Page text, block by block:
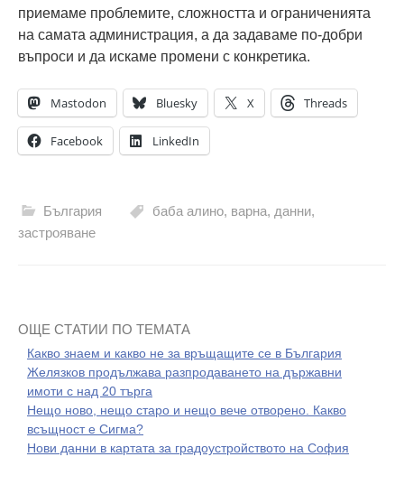
приемаме проблемите, сложността и ограниченията
на самата администрация, а да задаваме по-добри
въпроси и да искаме промени с конкретика.
Mastodon Bluesky X Threads
Facebook LinkedIn
България баба алино, варна, данни,
застрояване
ОЩЕ СТАТИИ ПО ТЕМАТА
Какво знаем и какво не за връщащите се в България
Желязков продължава разпродаването на държавни
имоти с над 20 търга
Нещо ново, нещо старо и нещо вече отворено. Какво
всъщност е Сигма?
Нови данни в картата за градоустройството на София